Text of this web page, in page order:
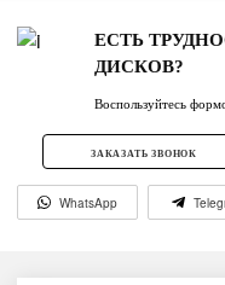
ЕСТЬ
ДИСКОВ?
Воспользуйтесь
ЗАКАЗАТЬ ЗВОНОК
WhatsApp